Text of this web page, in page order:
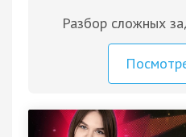
Разбор сложных